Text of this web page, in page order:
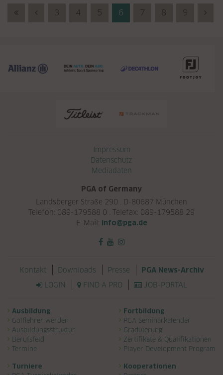
First (Anfang)
Previous (Zurück)
3 4 5 6 7 8 9
Impressum
Datenschutz
Mediadaten
PGA of Germany
Landsberger Straße 290 . D-80687 München
Telefon: 089-179588 0 . Telefax: 089-179588 29
E-Mail: info@pga.de
Navigation überspringen
Kontakt Downloads Presse PGA News-Archiv
LOGIN FIND A PRO JOB-PORTAL
Navigation überspringen
Ausbildung
Golflehrer werden
Ausbildungsstruktur
Berufsfeld
Termine
Fortbildung
PGA Seminarkalender
Graduierung
Zertifikate & Qualifikationen
Player Development Program
Turniere
Kooperationen